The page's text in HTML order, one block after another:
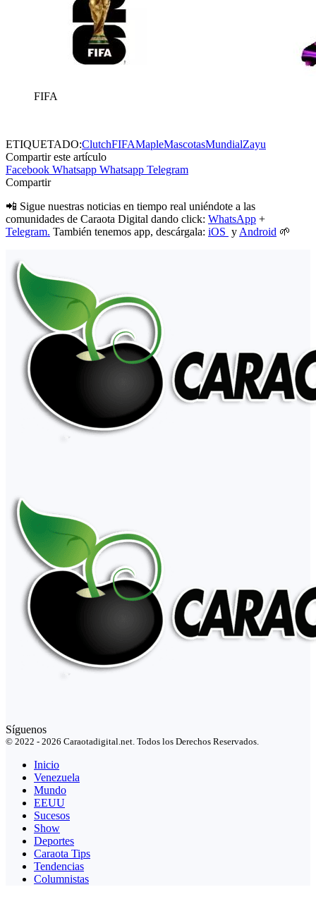
FIFA
ETIQUETADO:ClutchFIFAMapleMascotasMundialZayu
Compartir este artículo
Facebook Whatsapp Whatsapp Telegram
Compartir
📲 Sigue nuestras noticias en tiempo real uniéndote a las
comunidades de Caraota Digital dando click: WhatsApp +
Telegram. También tenemos app, descárgala: iOS y Android 🌱
Síguenos
© 2022 - 2026 Caraotadigital.net. Todos los Derechos Reservados.
Inicio
Venezuela
Mundo
EEUU
Sucesos
Show
Deportes
Caraota Tips
Tendencias
Columnistas